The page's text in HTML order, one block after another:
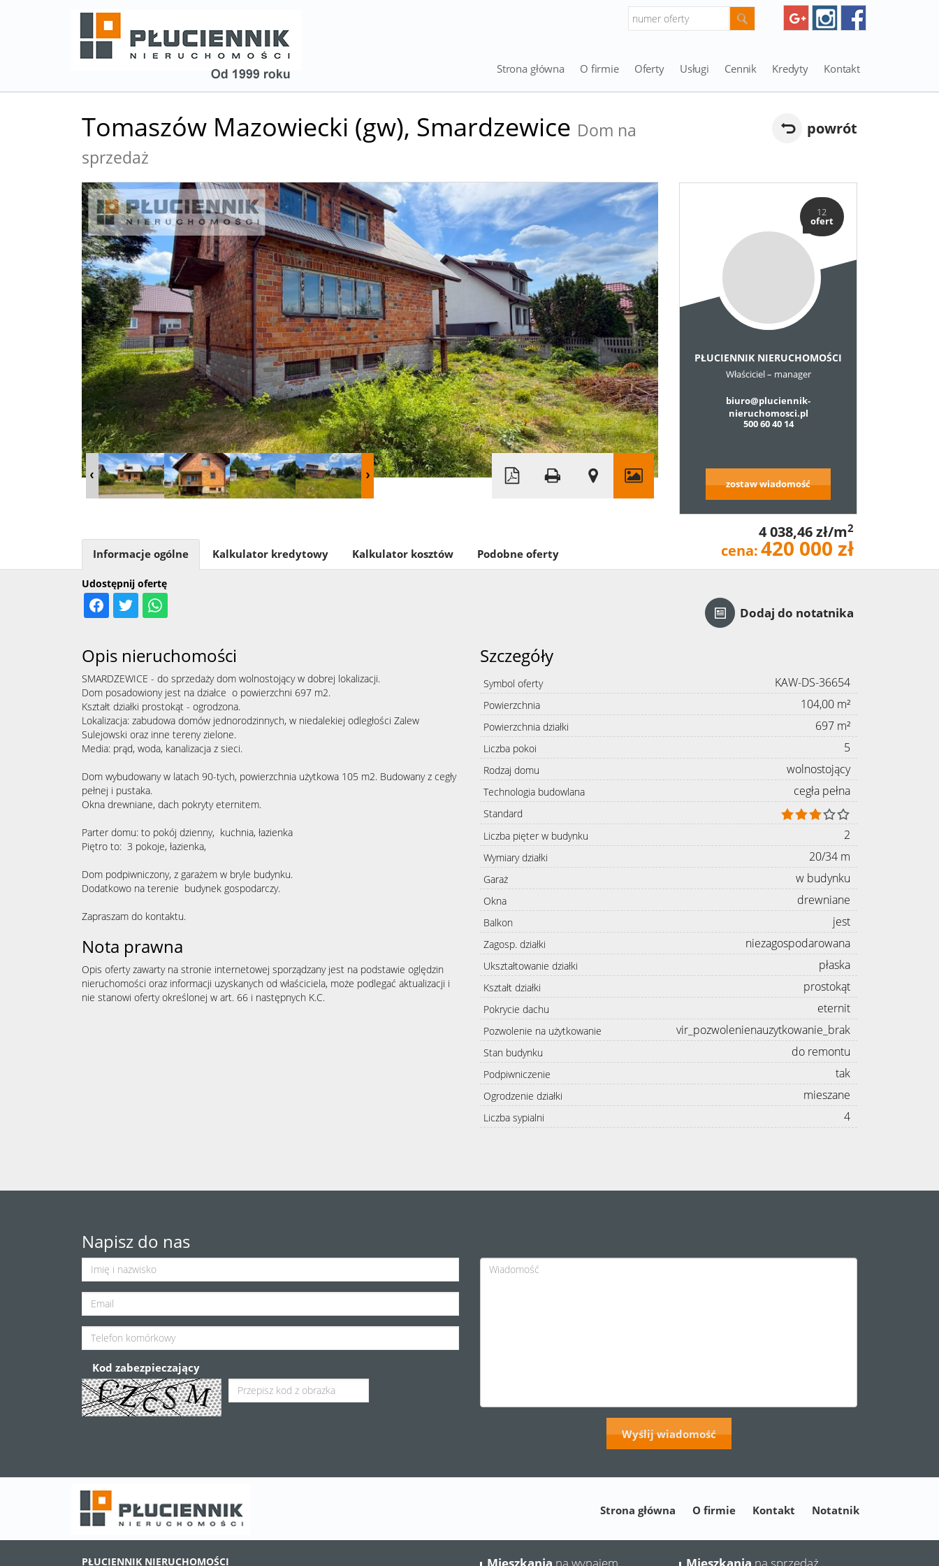
Strona główna O firmie Oferty Usługi Cennik Kredyty Kontakt
Tomaszów Mazowiecki (gw), Smardzewice Dom na
sprzedaż
powrót
12
ofert
PŁUCIENNIK NIERUCHOMOŚCI
Właściciel – manager
biuro@pluciennik-
nieruchomosci.pl
500 60 40 14
zostaw wiadomość
4 038,46 zł/m2
cena:420 000 zł
Dodaj do notatnika
Udostępnij ofertę
Informacje ogólne Kalkulator kredytowy Kalkulator kosztów Podobne oferty
Opis nieruchomości
SMARDZEWICE - do sprzedaży dom wolnostojący w dobrej lokalizacji.
Dom posadowiony jest na działce o powierzchni 697 m2.
Kształt działki prostokąt - ogrodzona.
Lokalizacja: zabudowa domów jednorodzinnych, w niedalekiej odległości Zalew
Sulejowski oraz inne tereny zielone.
Media: prąd, woda, kanalizacja z sieci.
Dom wybudowany w latach 90-tych, powierzchnia użytkowa 105 m2. Budowany z cegły
pełnej i pustaka.
Okna drewniane, dach pokryty eternitem.
Parter domu: to pokój dzienny, kuchnia, łazienka
Piętro to: 3 pokoje, łazienka,
Dom podpiwniczony, z garażem w bryle budynku.
Dodatkowo na terenie budynek gospodarczy.
Zapraszam do kontaktu.
Nota prawna
Opis oferty zawarty na stronie internetowej sporządzany jest na podstawie oględzin
nieruchomości oraz informacji uzyskanych od właściciela, może podlegać aktualizacji i
nie stanowi oferty określonej w art. 66 i następnych K.C.
Szczegóły
Symbol oferty KAW-DS-36654
Powierzchnia 104,00 m²
Powierzchnia działki 697 m²
Liczba pokoi 5
Rodzaj domu wolnostojący
Technologia budowlana cegła pełna
Standard
Liczba pięter w budynku
2
Wymiary działki 20/34 m
Garaż w budynku
Okna drewniane
Balkon jest
Zagosp. działki niezagospodarowana
Ukształtowanie działki płaska
Kształt działki prostokąt
Pokrycie dachu eternit
Pozwolenie na użytkowanie vir_pozwolenienauzytkowanie_brak
Stan budynku do remontu
Podpiwniczenie tak
Ogrodzenie działki mieszane
Liczba sypialni 4
Napisz do nas
Kod zabezpieczający
Strona główna O firmie Kontakt Notatnik
PŁUCIENNIK NIERUCHOMOŚCI Mieszkania na wynajem Mieszkania na sprzedaż